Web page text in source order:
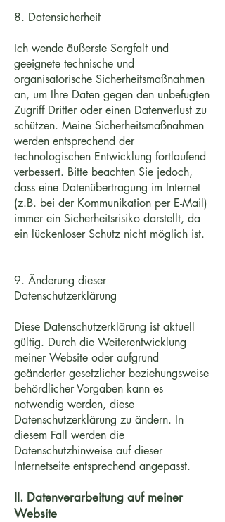
8. Datensicherheit
Ich wende äußerste Sorgfalt und
geeignete technische und
organisatorische Sicherheitsmaßnahmen
an, um Ihre Daten gegen den unbefugten
Zugriff Dritter oder einen Datenverlust zu
schützen. Meine Sicherheitsmaßnahmen
werden entsprechend der
technologischen Entwicklung fortlaufend
verbessert. Bitte beachten Sie jedoch,
dass eine Datenübertragung im Internet
(z.B. bei der Kommunikation per E-Mail)
immer ein Sicherheitsrisiko darstellt, da
ein lückenloser Schutz nicht möglich ist.
9. Änderung dieser
Datenschutzerklärung
Diese Datenschutzerklärung ist aktuell
gültig. Durch die Weiterentwicklung
meiner Website oder aufgrund
geänderter gesetzlicher beziehungsweise
behördlicher Vorgaben kann es
notwendig werden, diese
Datenschutzerklärung zu ändern. In
diesem Fall werden die
Datenschutzhinweise auf dieser
Internetseite entsprechend angepasst.
II. Datenverarbeitung auf meiner
Website